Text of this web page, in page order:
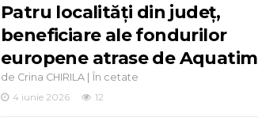
Patru localități din județ,
beneficiare ale fondurilor
europene atrase de Aquatim
de Crina CHIRILA | În cetate
4 iunie 2026
12